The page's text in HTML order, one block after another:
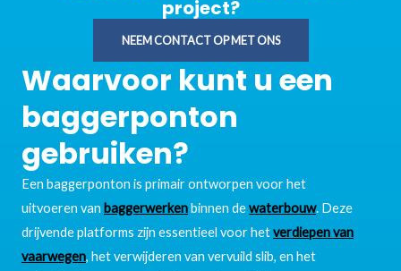
project?
NEEM CONTACT OP MET ONS
Waarvoor kunt u een
baggerponton
gebruiken?
Een baggerponton is primair ontworpen voor het
uitvoeren van baggerwerkenbinnen dewaterbouw. Deze
drijvende platforms zijn essentieel voor hetverdiepen van
vaarwegen, het verwijderen van vervuild slib, en het